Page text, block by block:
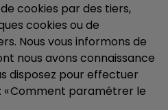
cookies par des tiers,
cookies ou de
Nous vous informons de
nous avons connaissance
disposez pour effectuer
« Comment paramétrer le